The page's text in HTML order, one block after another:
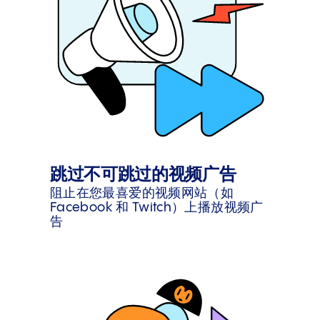
跳过不可跳过的视频广告
阻止在您最喜爱的视频网站（如
Facebook 和 Twitch）上播放视频广
告